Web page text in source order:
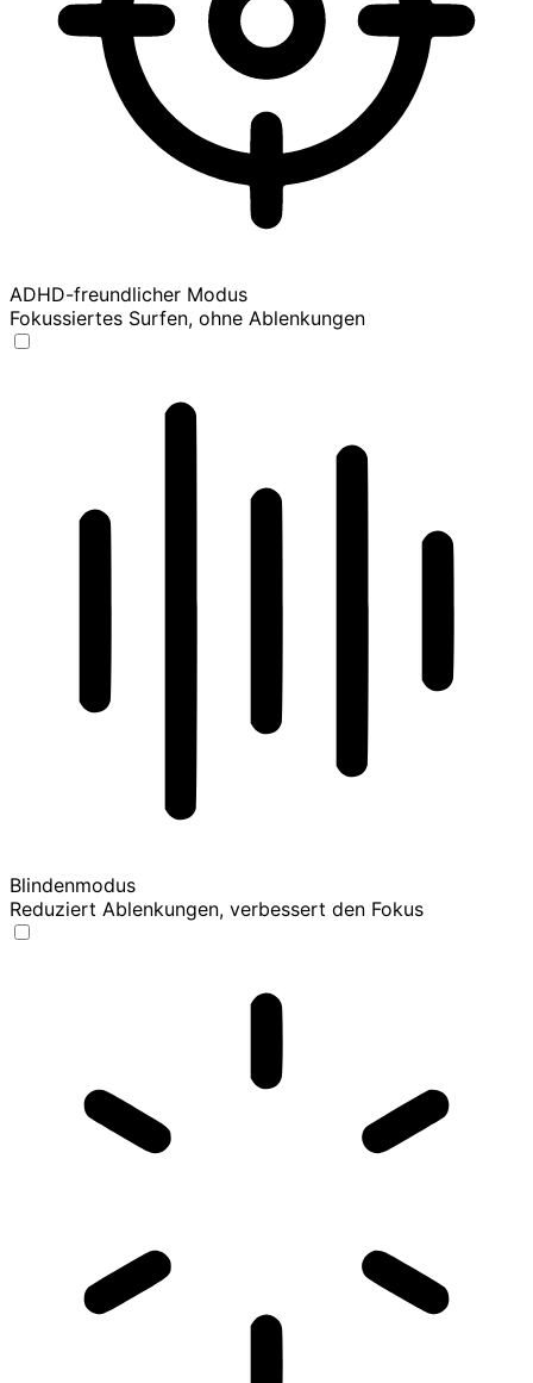
ADHD-freundlicher Modus
Fokussiertes Surfen, ohne Ablenkungen
Blindenmodus
Reduziert Ablenkungen, verbessert den Fokus